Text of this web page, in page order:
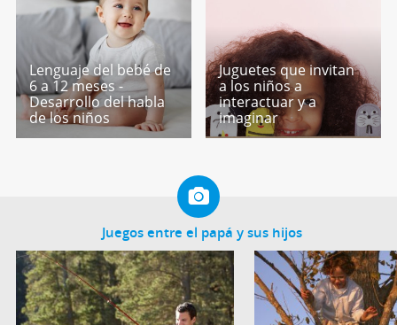
Lenguaje del bebé de
6 a 12 meses -
Desarrollo del habla
de los niños
Juguetes que invitan
a los niños a
interactuar y a
imaginar
Juegos entre el papá y sus hijos